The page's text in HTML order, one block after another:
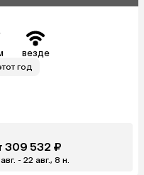
везде
год
309 532 ₽
- 22 авг., 8 н.